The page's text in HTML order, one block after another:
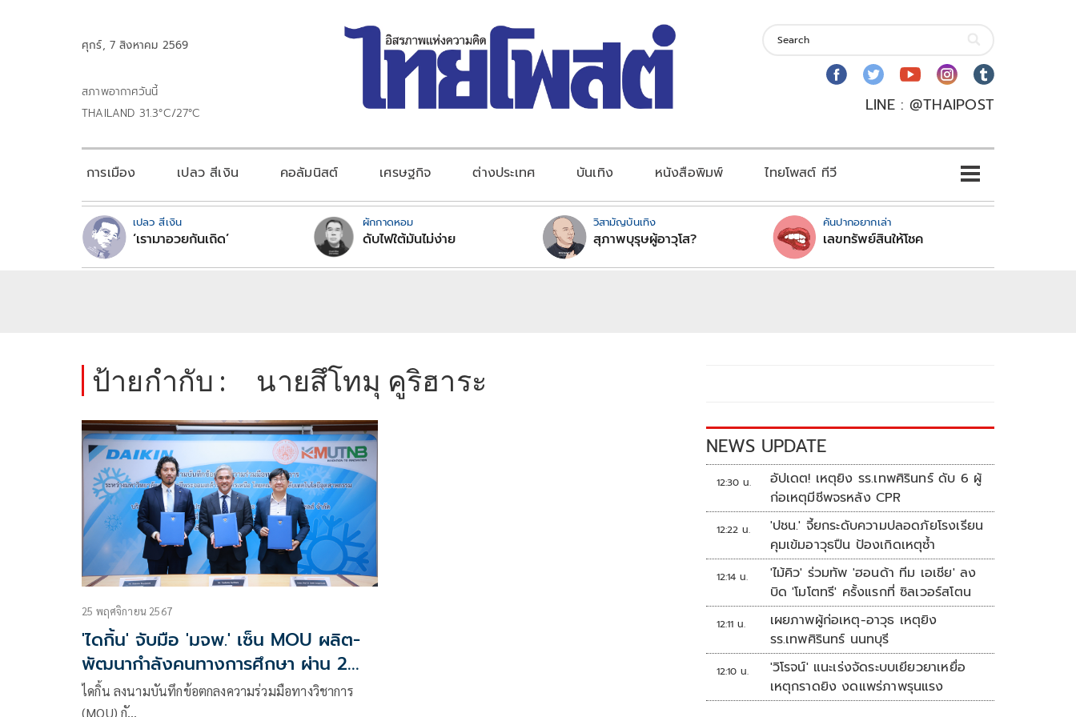
ศุกร์, 7 สิงหาคม 2569
สภาพอากาศวันนี้
THAILAND 31.3°C/27°C
LINE : @THAIPOST
การเมือง เปลว สีเงิน คอลัมนิสต์ เศรษฐกิจ ต่างประเทศ บันเทิง หนังสือพิมพ์ ไทยโพสต์ ทีวี
เปลว สีเงิน
‘เรามาอวยกันเถิด’
ผักกาดหอม
ดับไฟใต้มันไม่ง่าย
วิสามัญบันเทิง
สุภาพบุรุษผู้อาวุโส?
คันปากอยากเล่า
เลขทรัพย์สินให้โชค
ป้ายกำกับ : นายสึโทมุ คูริฮาระ
25 พฤศจิกายน 2567
'ไดกิ้น' จับมือ 'มจพ.' เซ็น MOU ผลิต-
พัฒนากำลังคนทางการศึกษา ผ่าน 2
หลักสูตรเสริมทักษะความรู้เครื่องปรับ
อากาศยุคใหม่
ไดกิ้น ลงนามบันทึกข้อตกลงความร่วมมือทางวิชาการ
(MOU) กั…
NEWS UPDATE
12:30 น.
อัปเดต! เหตุยิง รร.เทพศิรินทร์ ดับ 6 ผู้
ก่อเหตุมีชีพจรหลัง CPR
12:22 น.
'ปชน.' จี้ยกระดับความปลอดภัยโรงเรียน
คุมเข้มอาวุธปืน ป้องเกิดเหตุซ้ำ
12:14 น.
'ไม้คิว' ร่วมทัพ 'ฮอนด้า ทีม เอเชีย' ลง
บิด 'โมโตทรี' ครั้งแรกที่ ซิลเวอร์สโตน
12:11 น.
เผยภาพผู้ก่อเหตุ-อาวุธ เหตุยิง
รร.เทพศิรินทร์ นนทบุรี
12:10 น.
'วิโรจน์' แนะเร่งจัดระบบเยียวยาเหยื่อ
เหตุกราดยิง งดแพร่ภาพรุนแรง